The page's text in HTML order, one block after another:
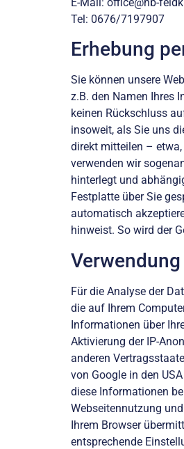
Tel: 0676/7197907
Erhebung
Sie können unsere
z.B. den Namen Ihres
keinen Rückschluss
insoweit, als Sie uns
direkt mitteilen – etwa,
verwenden wir
hinterlegt und
Festplatte über Sie
automatisch
hinweist. So wird der
Für die Analyse der
die auf Ihrem
Informationen über
Aktivierung der IP-
anderen
von Google in den
diese Informationen
Webseitennutzung
Ihrem Browser
entsprechende